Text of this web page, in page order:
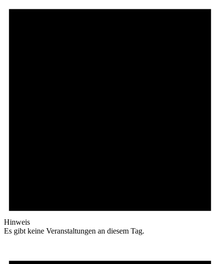
Hinweis
Es gibt keine Veranstaltungen an diesem Tag.